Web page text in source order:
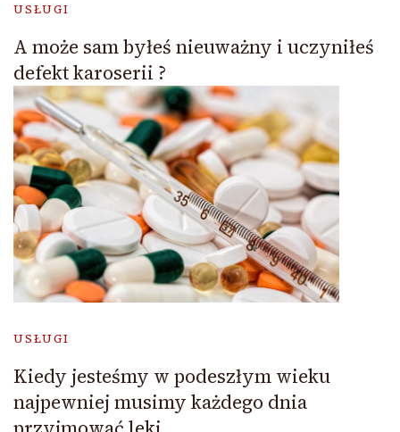
USŁUGI
A może sam byłeś nieuważny i uczyniłeś
defekt karoserii ?
USŁUGI
Kiedy jesteśmy w podeszłym wieku
najpewniej musimy każdego dnia